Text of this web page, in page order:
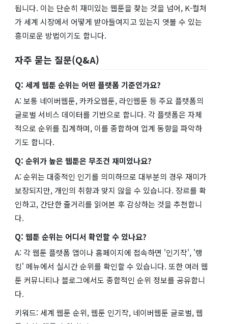
됩니다. 이는 단순히 재미있는 웹툰을 찾는 것을 넘어, K-컬처
가 세계 시장에서 어떻게 받아들여지고 있는지 엿볼 수 있는
흥미로운 방법이기도 합니다.
자주 묻는 질문(Q&A)
Q: 세계 웹툰 순위는 어떤 플랫폼 기준인가요?
A: 보통 네이버웹툰, 카카오웹툰, 라인웹툰 등 주요 플랫폼의
글로벌 서비스 데이터를 기반으로 합니다. 각 플랫폼은 자체
적으로 순위를 집계하며, 이를 종합하여 업계 동향을 파악하
기도 합니다.
Q: 순위가 높은 웹툰은 무조건 재미있나요?
A: 순위는 대중적인 인기를 의미하므로 대부분의 경우 재미가
보장되지만, 개인의 취향과 맞지 않을 수 있습니다. 장르를 확
인하고, 간단한 줄거리를 읽어본 후 감상하는 것을 추천합니
다.
Q: 웹툰 순위는 어디서 확인할 수 있나요?
A: 각 웹툰 플랫폼 앱이나 홈페이지에 접속하면 '인기작', '랭
킹' 메뉴에서 실시간 순위를 확인할 수 있습니다. 또한 여러 웹
툰 커뮤니티나 블로그에서도 종합적인 순위 정보를 공유합니
다.
키워드: 세계 웹툰 순위, 웹툰 인기작, 네이버웹툰 글로벌, 웹